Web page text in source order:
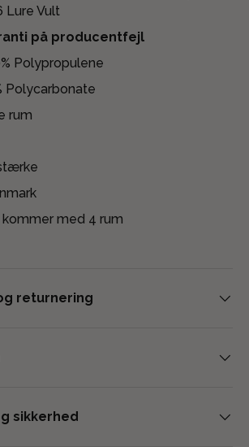
Lure Vult
på producentfejl
Polypropulene
Polycarbonate
rum
kommer med 4 rum
returnering
sikkerhed